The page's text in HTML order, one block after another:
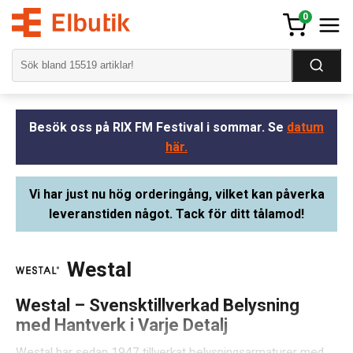
0
Besök oss på RIX FM Festival i sommar. Se datum
här.
Vi har just nu hög orderingång, vilket kan påverka
leveranstiden något. Tack för ditt tålamod!
Westal
Westal – Svensktillverkad Belysning
med Hantverk i Varje Detalj